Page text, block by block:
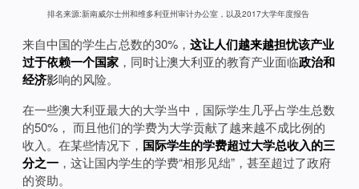
排名来源:新南威尔士州和维多利亚州审计办公室，以及2017大学年度报告
来自中国的学生占总数的30%， 这让人们越来越担忧该产业
过于依赖一个国家 ，同时让澳大利亚的教育产业面临政治和
经济影响的风险。
在一些澳大利亚最大的大学当中，国际学生几乎占学生总数
的50%， 而且他们的学费为大学贡献了越来越不成比例的
收入。在某些情况下， 国际学生的学费超过大学总收入的三
分之一 ，这让国内学生的学费“相形见绌”，甚至超过了政府
的资助。